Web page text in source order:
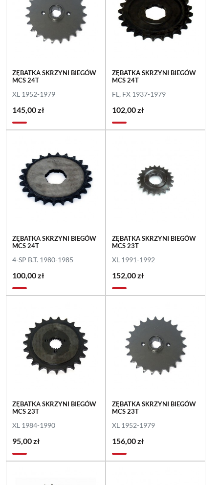
ZĘBATKA SKRZYNI BIEGÓW
MCS 24T
XL 1952-1979
145,00 zł
ZĘBATKA SKRZYNI BIEGÓW
MCS 24T
FL, FX 1937-1979
102,00 zł
ZĘBATKA SKRZYNI BIEGÓW
MCS 24T
4-SP B.T. 1980-1985
100,00 zł
ZĘBATKA SKRZYNI BIEGÓW
MCS 23T
XL 1991-1992
152,00 zł
ZĘBATKA SKRZYNI BIEGÓW
MCS 23T
XL 1984-1990
95,00 zł
ZĘBATKA SKRZYNI BIEGÓW
MCS 23T
XL 1952-1979
156,00 zł